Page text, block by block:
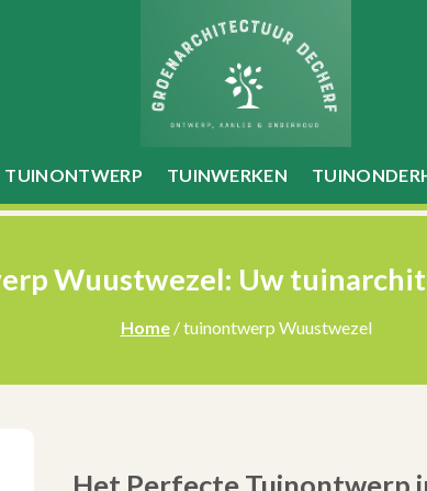
TUINONTWERP TUINWERKEN
Wuustwezel: Uw
Home/ tuinontwerp Wuustwezel
Het Perfecte Tuinontwerp